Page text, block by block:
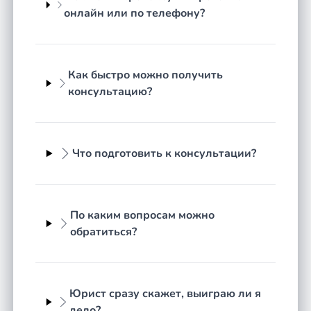
обратиться
Семейные и жилищные споры, наследство,
трудовые и кредитные вопросы, недвижимость и
госорганами, защита прав потребителей и другие.
специализацией, реальными офисами и отзывами.
Опишите вопрос — оценим перспективы и
онлайн или по телефону?
Как быстро можно получить
консультацию?
Что подготовить к консультации?
По каким вопросам можно
обратиться?
Юрист сразу скажет, выиграю ли я